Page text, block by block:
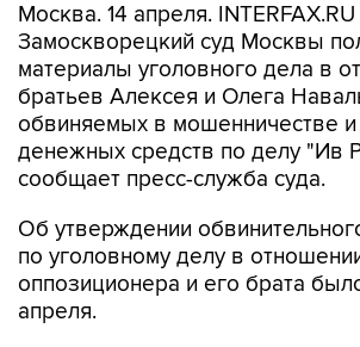
Москва. 14 апреля. INTERFAX.RU
Замоскворецкий суд Москвы
материалы уголовного дела в
братьев Алексея и Олега
обвиняемых в мошенничестве и
денежных средств по делу "Ив
сообщает пресс-служба суда.
Об утверждении
по уголовному делу в
оппозиционера и его брата
апреля.